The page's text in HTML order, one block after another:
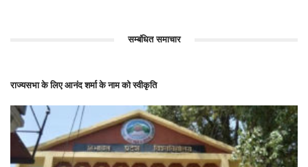
सम्बंधित समाचार
राज्यसभा के लिए आनंद शर्मा के नाम को स्वीकृति